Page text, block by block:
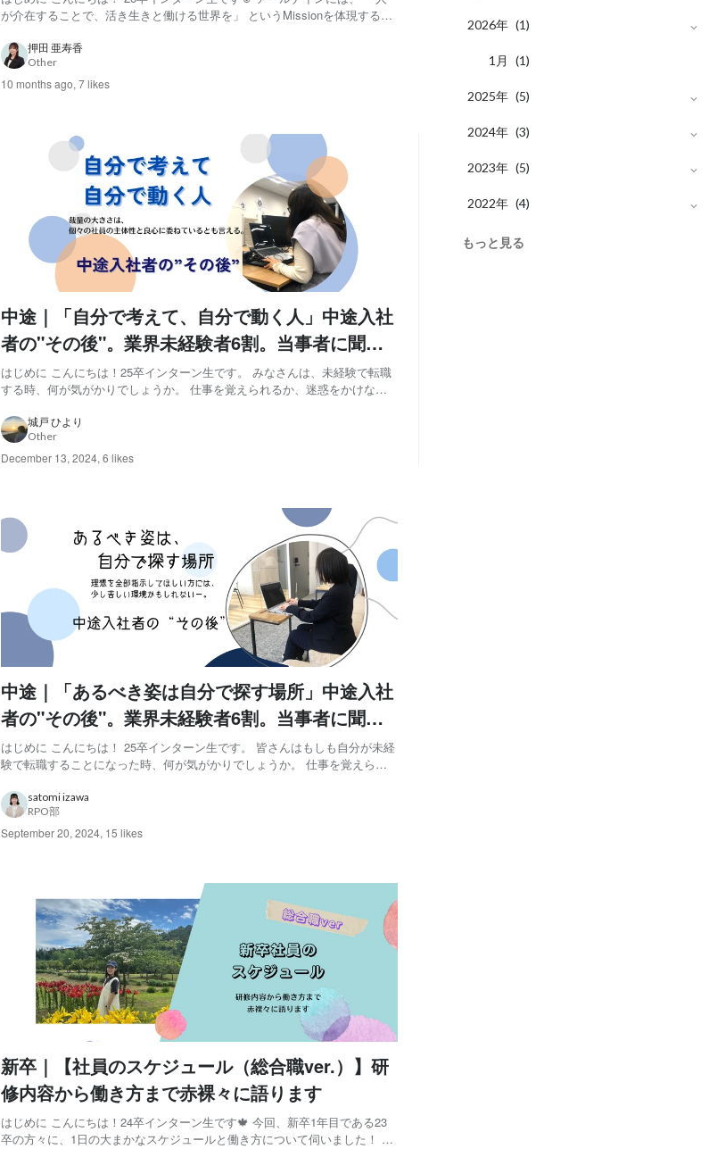
が介在することで、活き生きと働ける世界を」 というMissionを体現するた
し合う ③不断に学び続ける 今回の記事では、これらの価値観のうち「とも
に連携・協力し...
押田 亜寿香
Other
10 months ago, 7 likes
中途｜「自分で考えて、自分で動く人」中途入社
者の"その後"。業界未経験者6割。当事者に聞く
社風、特色、仕事の覚え方
はじめに こんにちは！25卒インターン生です。 みなさんは、未経験で転職
する時、何が気がかりでしょうか。 仕事を覚えられるか、迷惑をかけない
かどうか…。 私たちは企業の採用、人材育成を支援するアールナイン
（2009年創業、従業員数約120名）。中...
城戸 ひより
Other
December 13, 2024, 6 likes
中途｜「あるべき姿は自分で探す場所」中途入社
者の"その後"。業界未経験者6割。当事者に聞く
社風、特色、仕事の覚え方
はじめに こんにちは！ 25卒インターン生です。 皆さんはもしも自分が未経
験で転職することになった時、何が気がかりでしょうか。 仕事を覚えられ
思っているような会社かどうか…。この記事では実際の入社者が①前職②転
職後の仕事の覚え方③社風④どんな...
satomi izawa
RPO部
September 20, 2024, 15 likes
新卒｜【社員のスケジュール（総合職ver.）】研
修内容から働き方まで赤裸々に語ります
はじめに こんにちは！24卒インターン生です🍁 今回、新卒1年目である23
卒の方々に、1日の大まかなスケジュールと働き方について伺いました！ こ
2026年 (1)
1 月 (1)
2025年 (5)
12月 (1)
10月 (1)
9月 (1)
6月 (1)
2024年 (3)
12月 (2)
9月 (1)
2023年 (5)
10月 (3)
8月 (1)
2022年 (4)
12月 (1)
もっと見る